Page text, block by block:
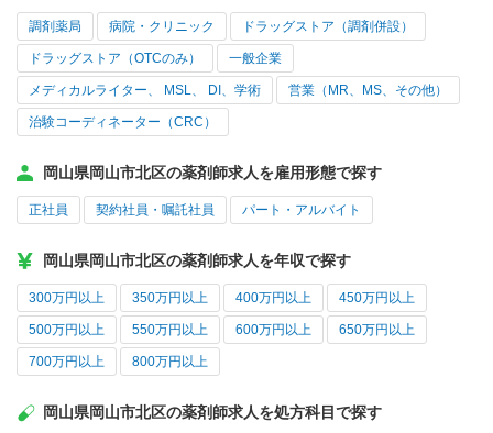
調剤薬局 病院・クリニック ドラッグストア（調剤併設）
ドラッグストア（OTCのみ） 一般企業
メディカルライター、 MSL、 DI、学術 営業（MR、MS、その他）
治験コーディネーター（CRC）
岡山県岡山市北区の薬剤師求人を雇用形態で探す
正社員 契約社員・嘱託社員 パート・アルバイト
岡山県岡山市北区の薬剤師求人を年収で探す
300万円以上 350万円以上 400万円以上 450万円以上
500万円以上 550万円以上 600万円以上 650万円以上
700万円以上 800万円以上
岡山県岡山市北区の薬剤師求人を処方科目で探す